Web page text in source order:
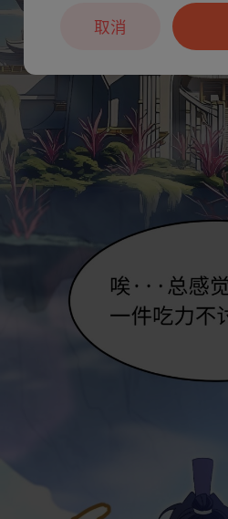
取消